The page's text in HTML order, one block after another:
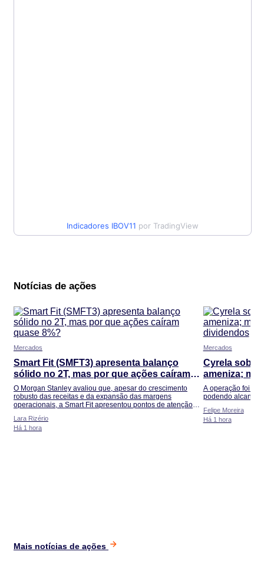
Indicadores IBOV11 por TradingView
Notícias de ações
Mercados
Smart Fit (SMFT3) apresenta balanço
sólido no 2T, mas por que ações caíram
quase 8%?
O Morgan Stanley avaliou que, apesar do crescimento
robusto das receitas e da expansão das margens
operacionais, a Smart Fit apresentou pontos de atenção
Lara Rizério
Há 1 hora
Mercados
Cyrela sobe
ameniza;
dividendos
A operação foi
podendo alcançar
Felipe Moreira
Há 1 hora
Mais notícias de ações